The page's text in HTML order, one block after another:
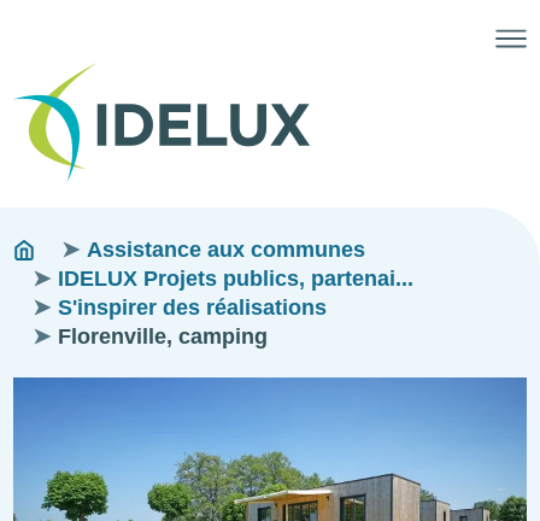
Fils
d'ariane
You
are
here:
Assistance aux communes
IDELUX Projets publics, partenai...
S'inspirer des réalisations
Florenville, camping